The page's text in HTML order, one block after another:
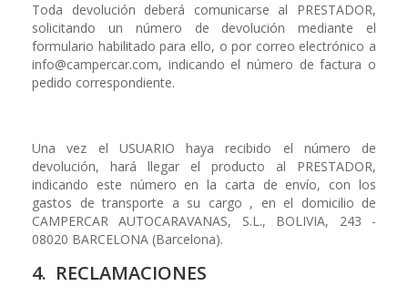
Toda devolución deberá comunicarse al PRESTADOR,
solicitando un número de devolución mediante el
formulario habilitado para ello, o por correo electrónico a
info@campercar.com, indicando el número de factura o
pedido correspondiente.
Una vez el USUARIO haya recibido el número de
devolución, hará llegar el producto al PRESTADOR,
indicando este número en la carta de envío, con los
gastos de transporte a su cargo , en el domicilio de
CAMPERCAR AUTOCARAVANAS, S.L., BOLIVIA, 243 -
08020 BARCELONA (Barcelona).
4. RECLAMACIONES